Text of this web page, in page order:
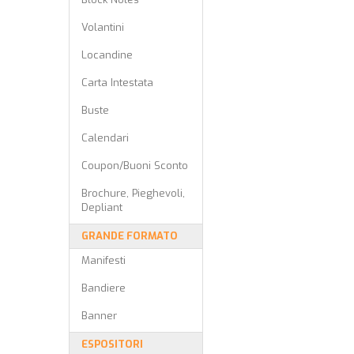
Volantini
Locandine
Carta Intestata
Buste
Calendari
Coupon/Buoni Sconto
Brochure, Pieghevoli,
Depliant
GRANDE FORMATO
Manifesti
Bandiere
Banner
ESPOSITORI